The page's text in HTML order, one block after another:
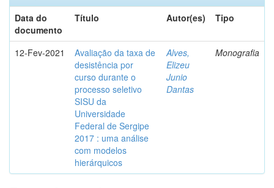
Data do
documento
Título Autor(es) Tipo
12-Fev-2021
Avaliação da taxa de
desistência por
curso durante o
processo seletivo
SISU da
Universidade
Federal de Sergipe
2017 : uma análise
com modelos
hierárquicos
Alves,
Elizeu
Junio
Dantas
Monografia